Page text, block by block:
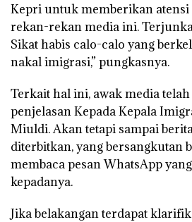
Kepri untuk memberikan atensi
rekan-rekan media ini.
Sikat habis calo-calo yang
nakal imigrasi,” pungkasnya.
Terkait hal ini, awak media
penjelasan Kepada Kepala
Miuldi. Akan tetapi sampai
diterbitkan, yang bersangkutan
membaca pesan WhatsApp
kepadanya.
Jika belakangan terdapat